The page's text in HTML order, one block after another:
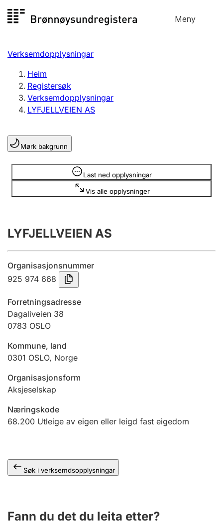
til
Meny
Registersøk
Aksjeselskap
Enkeltpersonføretak
Registrere, endre, slette
Lag og foreining
Registrere, endre, slette
Årsrekneskap
Innsending og forseinkingsgebyr
Jeger
Ektepaktrettleiaren
Andre tema
Verksemdopplysningar
Heim
Registersøk
Verksemdopplysningar
LYFJELLVEIEN AS
Mørk bakgrunn
Last ned opplysningar
Vis alle opplysninger
Opplysninger er skjult
LYFJELLVEIEN AS
Organisasjonsnummer
925 974 668
Forretningsadresse
Dagaliveien 38
0783 OSLO
Kommune, land
0301 OSLO, Norge
Organisasjonsform
Aksjeselskap
Næringskode
68.200 Utleige av eigen eller leigd fast eigedom
Søk i verksemdsopplysningar
Fann du det du leita etter?